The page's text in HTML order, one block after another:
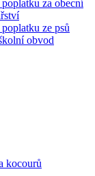
za obecní
ze psů
obvod
kocourů